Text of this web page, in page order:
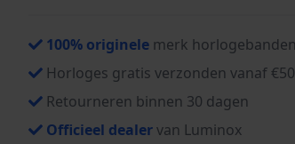
100% originele merk horlogebanden
Horloges gratis verzonden vanaf €50
Retourneren binnen 30 dagen
Officieel dealervan Luminox